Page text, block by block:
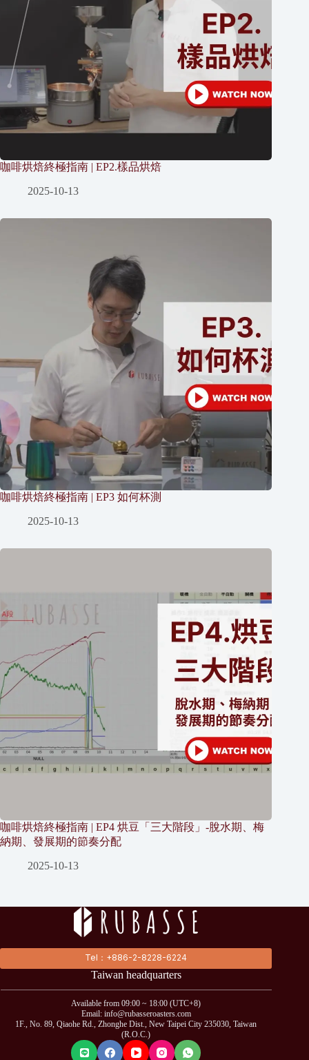
咖啡烘焙終極指南 | EP2.樣品烘焙
2025-10-13
咖啡烘焙終極指南 | EP3 如何杯測
2025-10-13
咖啡烘焙終極指南 | EP4 烘豆「三大階段」-脫水期、梅
納期、發展期的節奏分配
2025-10-13
Tel：+886-2-8228-6224
Taiwan headquarters
Available from 09:00 ~ 18:00 (UTC+8)
Email: info@rubasseroasters.com
1F., No. 89, Qiaohe Rd., Zhonghe Dist., New Taipei City 235030, Taiwan
(R.O.C.)